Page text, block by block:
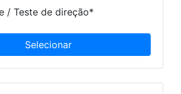
/ Teste de direção*